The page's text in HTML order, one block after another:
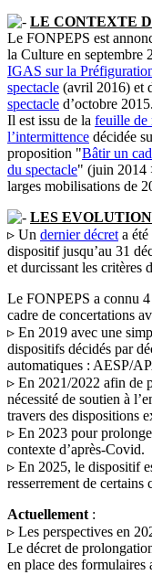
LE CONTEXTE
Le FONPEPS est
la Culture en septembre
IGAS sur la
spectacle (avril 2016) et
spectacle d’octobre 2015.
Il est issu de la feuille de
l’intermittence décidée
proposition "Bâtir un
du spectacle" (juin 2014
larges mobilisations de
LES
▹ Un dernier décret a
dispositif jusqu’au 31
et durcissant les critères
Le FONPEPS a connu
cadre de concertations
▹ En 2019 avec une
dispositifs décidés par
automatiques : AESP/
▹ En 2021/2022 afin de
nécessité de soutien à
travers des dispositions
▹ En 2023 pour
contexte d’après-Covid.
▹ En 2025, le dispositif
resserrement de certains
Actuellement :
▹ Les perspectives en
Le décret de
en place des formulaires